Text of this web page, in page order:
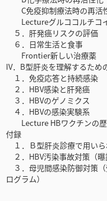
C免疫抑制療法時の再活
Lectureグルココルチコ
５．肝発癌リスクの評価
６．日常生活と食事
Frontier新しい治療薬
IV．B型肝炎を理解するため
１．免疫応答と持続感染
２．HBV感染と肝発癌
３．HBVのゲノミクス
４．HBVの感染実験系
Lecture HBワクチンの歴
付録
１．Ｂ型肝炎診療で用い
２．HBV汚染事故対策（曝
３．母児間感染防御対策
ログラム）